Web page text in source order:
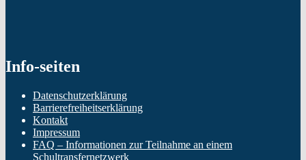
Info-seiten
Datenschutzerklärung
Barrierefreiheitserklärung
Kontakt
Impressum
FAQ – Informationen zur Teilnahme an einem
Schultransfernetzwerk